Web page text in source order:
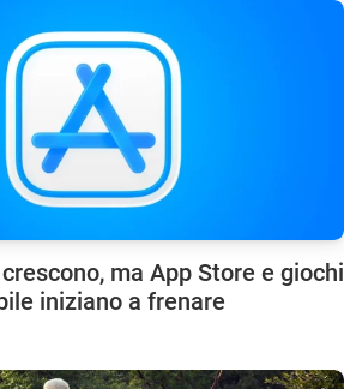
ma App Store e giochi
iniziano a frenare